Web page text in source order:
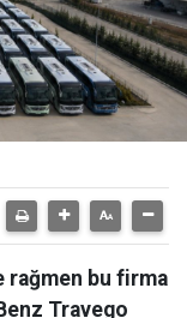
rağmen bu firma
Travego